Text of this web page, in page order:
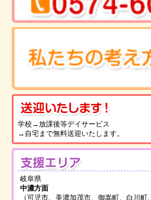
学校→放課後等デイサービス
→自宅まで無料送迎いたします。
岐阜県
中濃方面
（可児市、美濃加茂市、御嵩町、白川町、